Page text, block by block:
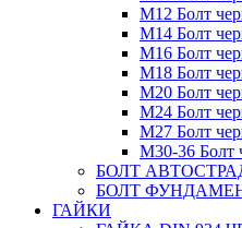
М12 Болт
М14 Болт
М16 Болт
М18 Болт
М20 Болт
М24 Болт
М27 Болт
М30-36 Болт
БОЛТ
БОЛТ
ГАЙКИ